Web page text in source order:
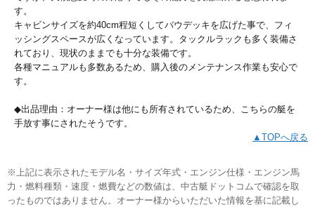
す。
キャビンサイズを約40cm程短くしてバウデッキを広げた事で、フィ
ッシングスペースが広くなっています。タックルラックも多く装備さ
れており、現状のままでも十分な装備です。
各種マニュアルも多数あるため、購入後のメンテナンス作業も安心で
す。
◆出品理由：オーナー様は他にも所有されているため、こちらの艇を
手放す事にされたそうです。
▲TOPへ戻る
※上記に表示されたモデル名・サイズ年式・エンジン仕様・エンジン馬
力・燃料種類・速度・燃費などの数値は、中古艇ドットコムで確認を取
ったものではありません。オーナー様からいただいた情報を基に記載し